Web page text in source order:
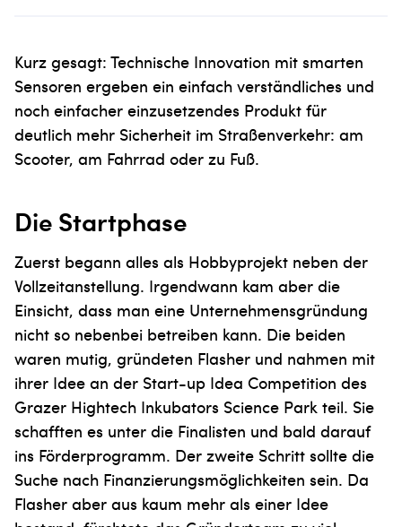
Kurz gesagt: Technische Innovation mit smarten
Sensoren ergeben ein einfach verständliches und
noch einfacher einzusetzendes Produkt für
deutlich mehr Sicherheit im Straßenverkehr: am
Scooter, am Fahrrad oder zu Fuß.
Die Startphase
Zuerst begann alles als Hobbyprojekt neben der
Vollzeitanstellung. Irgendwann kam aber die
Einsicht, dass man eine Unternehmensgründung
nicht so nebenbei betreiben kann. Die beiden
waren mutig, gründeten Flasher und nahmen mit
ihrer Idee an der Start-up Idea Competition des
Grazer Hightech Inkubators Science Park teil. Sie
schafften es unter die Finalisten und bald darauf
ins Förderprogramm. Der zweite Schritt sollte die
Suche nach Finanzierungsmöglichkeiten sein. Da
Flasher aber aus kaum mehr als einer Idee